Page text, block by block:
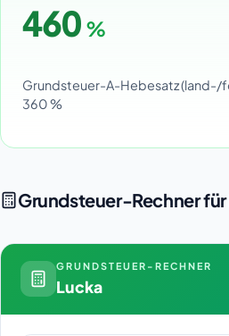
460 %
Grundsteuer-A-Hebesatz (land-/
360 %
Grundsteuer-Rechner
GRUNDSTEUER-RECHNER
Lucka